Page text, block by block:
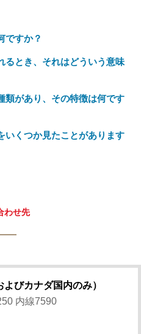
ですか？
るとき、それはどういう意味
類があり、その特徴は何です
いくつか見たことがあります
わせ先
びカナダ国内のみ）
内線7590